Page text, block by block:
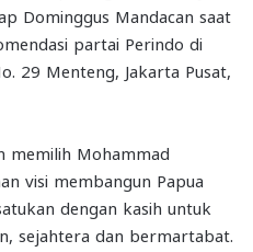
Dominggus Mandacan saat
partai Perindo di
29 Menteng, Jakarta Pusat,
memilih Mohammad
visi membangun Papua
dengan kasih untuk
sejahtera dan bermartabat.